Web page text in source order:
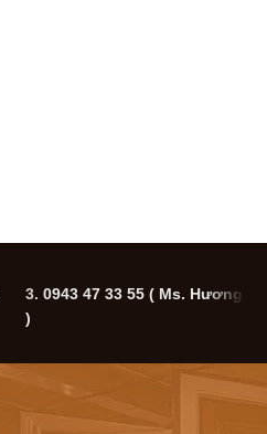
3. 0943 47 33 55 ( Ms. Hương
)